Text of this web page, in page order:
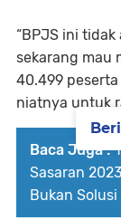
“BPJS ini
sekarang mau
40.499
niatnya untuk
Baca Juga :
Sasaran
Bukan